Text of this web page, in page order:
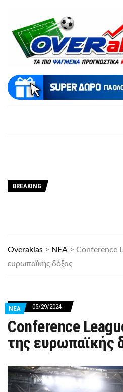
BREAKING
Overakias > ΝΕΑ > Conference
ευρωπαϊκής δόξας
ΝΕΑ 05/29/2024
Conference
της ευρωπαϊκής